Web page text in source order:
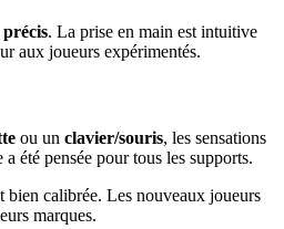
. La prise en main est intuitive
aux joueurs expérimentés.
ou un clavier/souris, les sensations
été pensée pour tous les supports.
bien calibrée. Les nouveaux joueurs
marques.